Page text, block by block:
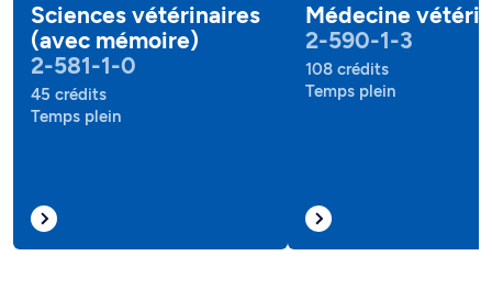
Sciences vétérinaires
(avec mémoire)
2-581-1-0
45 crédits
Temps plein
Médecine
2-590-1-3
108 crédits
Temps plein